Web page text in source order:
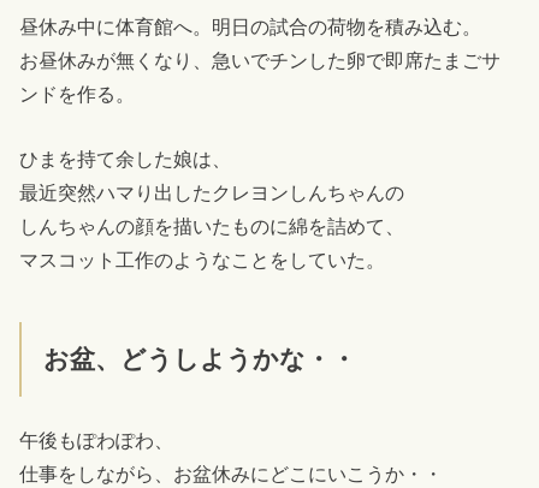
昼休み中に体育館へ。明日の試合の荷物を積み込む。
お昼休みが無くなり、急いでチンした卵で即席たまごサ
ンドを作る。
ひまを持て余した娘は、
最近突然ハマり出したクレヨンしんちゃんの
しんちゃんの顔を描いたものに綿を詰めて、
マスコット工作のようなことをしていた。
お盆、どうしようかな・・
午後もぽわぽわ、
仕事をしながら、お盆休みにどこにいこうか・・